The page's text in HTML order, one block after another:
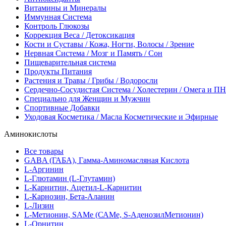
Витамины и Минералы
Иммунная Система
Контроль Глюкозы
Коррекция Веса / Детоксикация
Кости и Суставы / Кожа, Ногти, Волосы / Зрение
Нервная Система / Мозг и Память / Сон
Пищеварительная система
Продукты Питания
Растения и Травы / Грибы / Водоросли
Сердечно-Сосудистая Система / Холестерин / Омега и
Специально для Женщин и Мужчин
Спортивные Добавки
Уходовая Косметика / Масла Косметические и Эфирные
Аминокислоты
Все товары
GABA (ГАБА), Гамма-Аминомасляная Кислота
L-Аргинин
L-Глютамин (L-Глутамин)
L-Карнитин, Ацетил-L-Карнитин
L-Карнозин, Бета-Аланин
L-Лизин
L-Метионин, SAMe (САМе, S-АденозилМетионин)
L-Орнитин